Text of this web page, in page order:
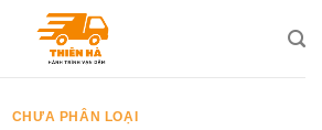
CHƯA PHÂN LOẠI